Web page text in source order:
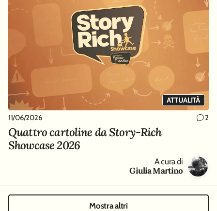
ATTUALITÀ
11/06/2026 2
Quattro cartoline da Story-Rich
Showcase 2026
A cura di
Giulia Martino
Mostra altri